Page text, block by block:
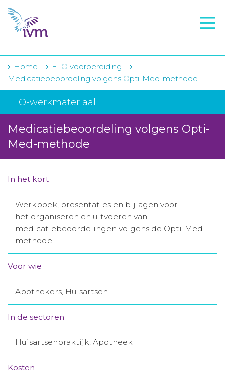
VMI
FTO voorbereiding
IVM-academie
Zorginstellingen
Voorschrijfgedrag
Projecten
Over IVM
Winkelwagentje
Aanmelden nieuwsbrief
Home
FTO voorbereiding
Medicatiebeoordeling volgens Opti-Med-methode
FTO-werkmateriaal
Medicatiebeoordeling volgens Opti-
Med-methode
In het kort
Werkboek, presentaties en bijlagen voor
het organiseren en uitvoeren van
medicatiebeoordelingen volgens de Opti-Med-
methode
Voor wie
Apothekers, Huisartsen
In de sectoren
Huisartsenpraktijk, Apotheek
Kosten